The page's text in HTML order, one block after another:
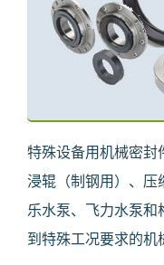
特殊设备用机械密封
浸辊（制钢用）、压
乐水泵、飞力水泵和
到特殊工况要求的机